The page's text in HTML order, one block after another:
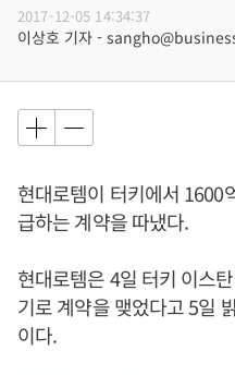
2017-12-05 14:34:37
이상호 기자 -
현대로템이 터키에서 1600
급하는 계약을 따냈다.
현대로템은 4일 터키 이스
기로 계약을 맺었다고 5일
이다.